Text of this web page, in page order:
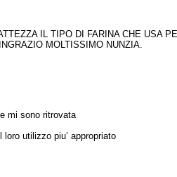
IL TIPO DI FARINA CHE USA
MOLTISSIMO NUNZIA.
mi sono ritrovata
utilizzo piu’ appropriato